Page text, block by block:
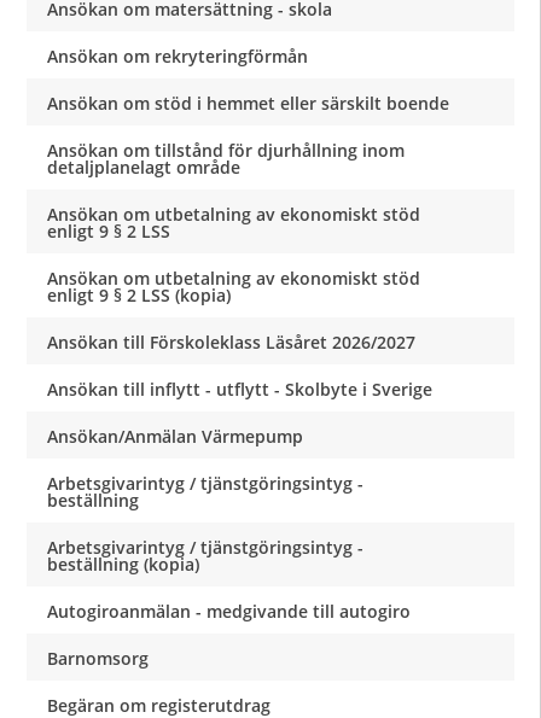
Ansökan om matersättning - skola
Ansökan om rekryteringförmån
Ansökan om stöd i hemmet eller särskilt boende
Ansökan om tillstånd för djurhållning inom
detaljplanelagt område
Ansökan om utbetalning av ekonomiskt stöd
enligt 9 § 2 LSS
Ansökan om utbetalning av ekonomiskt stöd
enligt 9 § 2 LSS (kopia)
Ansökan till Förskoleklass Läsåret 2026/2027
Ansökan till inflytt - utflytt - Skolbyte i Sverige
Ansökan/Anmälan Värmepump
Arbetsgivarintyg / tjänstgöringsintyg -
beställning
Arbetsgivarintyg / tjänstgöringsintyg -
beställning (kopia)
Autogiroanmälan - medgivande till autogiro
Barnomsorg
Begäran om registerutdrag